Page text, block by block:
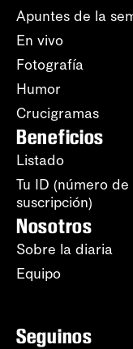
Apuntes de la
En vivo
Fotografía
Humor
Crucigramas
Beneficios
Listado
Tu ID (número de
suscripción)
Nosotros
Sobre la diaria
Equipo
Seguinos